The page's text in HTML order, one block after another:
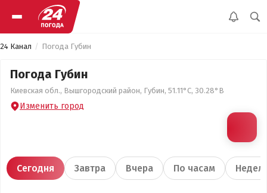
24 Канал Погода Губин
Погода Губин
Киевская обл., Вышгородский район, Губин, 51.11°С, 30.28°В
Изменить город
Сегодня Завтра Вчера По часам